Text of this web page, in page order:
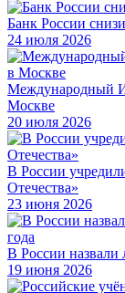
Банк России
24 июля 2026
Международный
Москве
20 июля 2026
В России
Отечества»
23 июня 2026
В России назвали
19 июня 2026